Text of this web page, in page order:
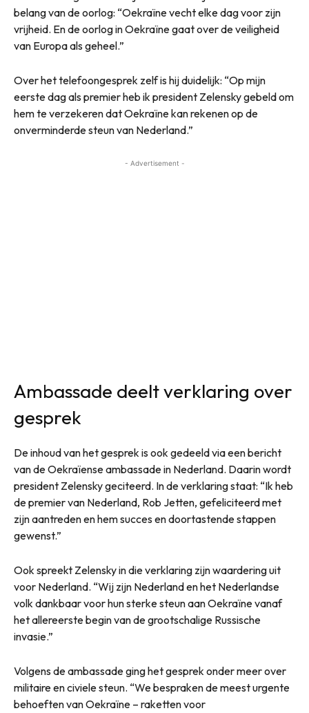
belang van de oorlog: “Oekraïne vecht elke dag voor zijn
vrijheid. En de oorlog in Oekraïne gaat over de veiligheid
van Europa als geheel.”
Over het telefoongesprek zelf is hij duidelijk: “Op mijn
eerste dag als premier heb ik president Zelensky gebeld om
hem te verzekeren dat Oekraïne kan rekenen op de
onverminderde steun van Nederland.”
- Advertisement -
Ambassade deelt verklaring over
gesprek
De inhoud van het gesprek is ook gedeeld via een bericht
van de Oekraïense ambassade in Nederland. Daarin wordt
president Zelensky geciteerd. In de verklaring staat: “Ik heb
de premier van Nederland, Rob Jetten, gefeliciteerd met
zijn aantreden en hem succes en doortastende stappen
gewenst.”
Ook spreekt Zelensky in die verklaring zijn waardering uit
voor Nederland. “Wij zijn Nederland en het Nederlandse
volk dankbaar voor hun sterke steun aan Oekraïne vanaf
het allereerste begin van de grootschalige Russische
invasie.”
Volgens de ambassade ging het gesprek onder meer over
militaire en civiele steun. “We bespraken de meest urgente
behoeften van Oekraïne – raketten voor